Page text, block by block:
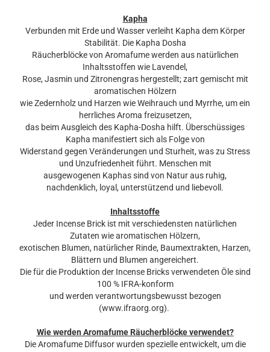
Kapha
Verbunden mit Erde und Wasser verleiht Kapha dem Körper
Stabilität. Die Kapha Dosha
Räucherblöcke ​​von Aromafume werden aus natürlichen
Inhaltsstoffen wie Lavendel,
Rose, Jasmin und Zitronengras hergestellt; zart gemischt mit
aromatischen Hölzern
wie Zedernholz und Harzen wie Weihrauch und Myrrhe, um ein
herrliches Aroma freizusetzen,
das beim Ausgleich des Kapha-Dosha hilft. Überschüssiges
Kapha manifestiert sich als Folge von
Widerstand gegen Veränderungen und Sturheit, was zu Stress
und Unzufriedenheit führt. Menschen mit
ausgewogenen Kaphas sind von Natur aus ruhig,
nachdenklich, loyal, unterstützend und liebevoll.
Inhaltsstoffe
Jeder Incense Brick ist mit verschiedensten natürlichen
Zutaten wie aromatischen Hölzern,
exotischen Blumen, natürlicher Rinde, Baumextrakten, Harzen,
Blättern und Blumen angereichert.
Die für die Produktion der Incense Bricks verwendeten Öle sind
100 % IFRA-konform
und werden verantwortungsbewusst bezogen
(www.ifraorg.org).
Wie werden Aromafume Räucherblöcke verwendet?
Die Aromafume Diffusor wurden spezielle entwickelt, um die